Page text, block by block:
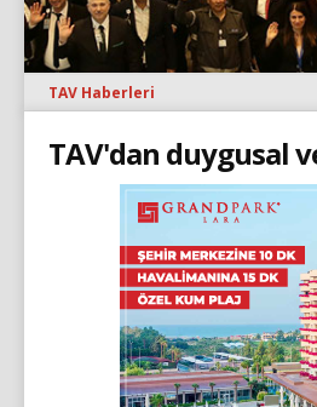
TAV Haberleri
TAV'dan duygusal